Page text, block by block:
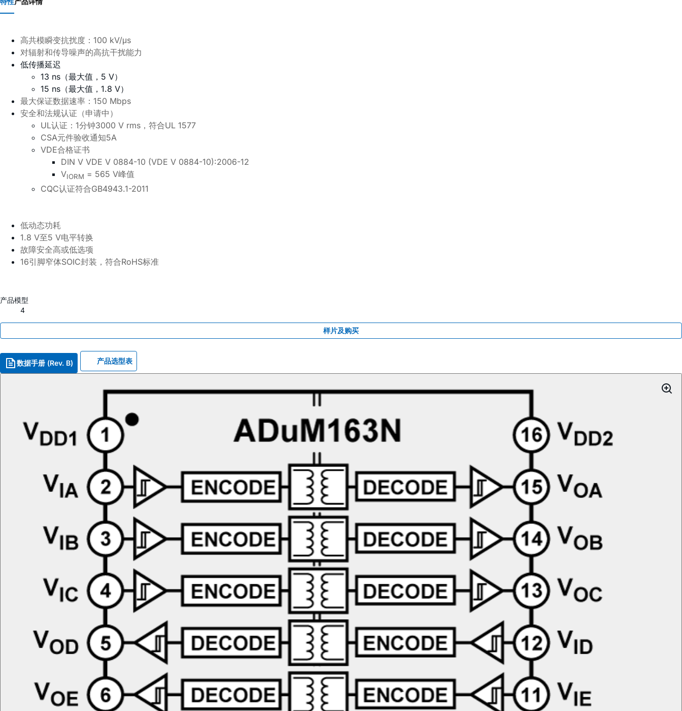
高共模瞬变抗扰度： 100 kV/μs
对辐射和传导噪声的高抗干扰能力
低传播延迟
13 ns（最大值，5 V）
15 ns（最大值，1.8 V）
最大保证数据速率： 150 Mbps
安全和法规认证（申请中）
UL认证： 1分钟3000 V rms ，符合UL 1577
CSA元件验收通知5A
VDE合格证书
DIN V VDE V 0884-10 (VDE V 0884-10):2006-12
VIORM = 565 V峰值
CQC认证符合GB4943.1-2011
低动态功耗
1.8 V至5 V电平转换
故障安全高或低选项
16引脚窄体SOIC封装，符合RoHS标准
产品模型
4
样片及购买
数据手册 (Rev. B) 产品选型表